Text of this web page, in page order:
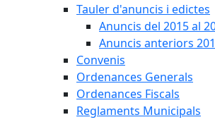
Tauler d'anuncis i edictes
Anuncis del 2015 al
Anuncis anteriors
Convenis
Ordenances Generals
Ordenances Fiscals
Reglaments Municipals